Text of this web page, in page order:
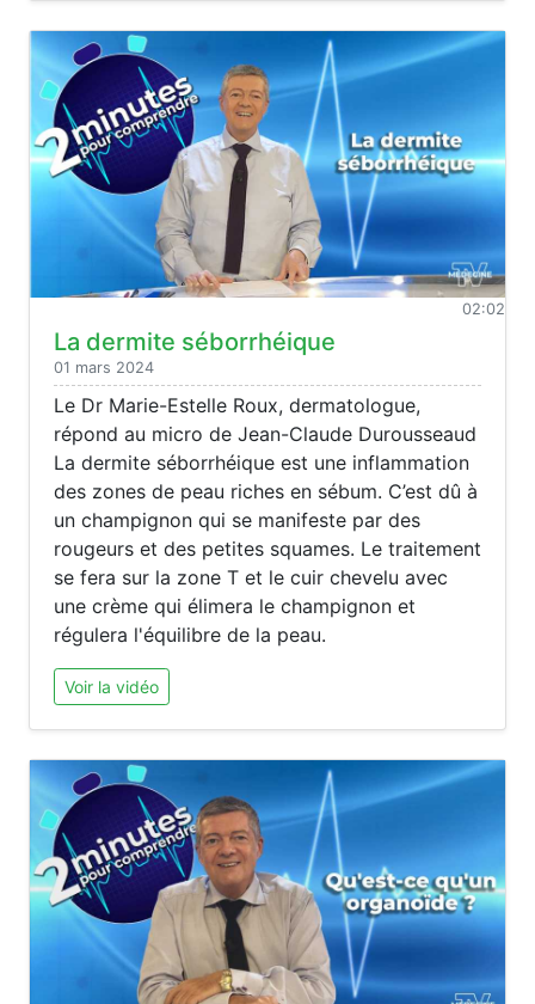
02:02
La dermite séborrhéique
01 mars 2024
Le Dr Marie-Estelle Roux, dermatologue,
répond au micro de Jean-Claude Durousseaud
La dermite séborrhéique est une inflammation
des zones de peau riches en sébum. C’est dû à
un champignon qui se manifeste par des
rougeurs et des petites squames. Le traitement
se fera sur la zone T et le cuir chevelu avec
une crème qui élimera le champignon et
régulera l'équilibre de la peau.
Voir la vidéo